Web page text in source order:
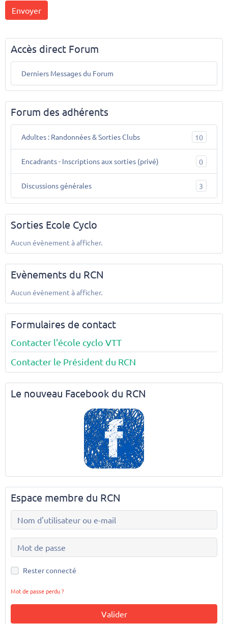
Envoyer
Accès direct Forum
Derniers Messages du Forum
Forum des adhérents
Adultes : Randonnées & Sorties Clubs 10
Encadrants - Inscriptions aux sorties (privé) 0
Discussions générales 3
Sorties Ecole Cyclo
Aucun évènement à afficher.
Evènements du RCN
Aucun évènement à afficher.
Formulaires de contact
Contacter l'école cyclo VTT
Contacter le Président du RCN
Le nouveau Facebook du RCN
Espace membre du RCN
Rester connecté
Mot de passe perdu ?
Valider